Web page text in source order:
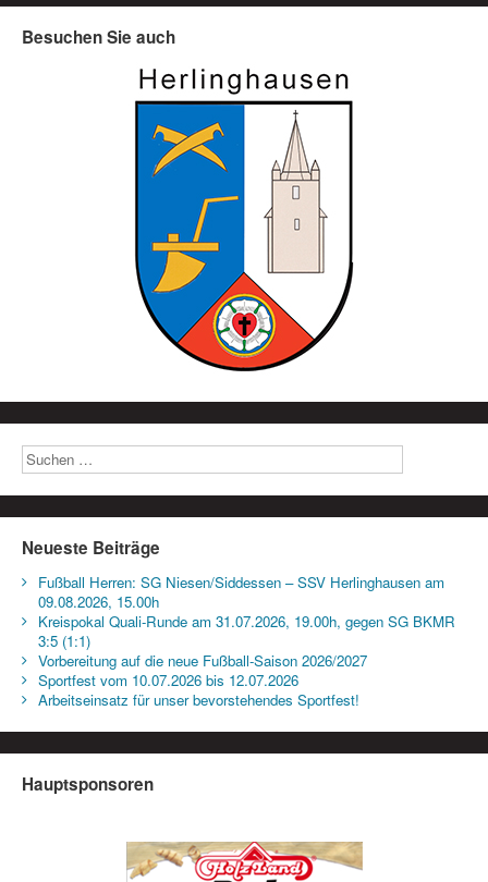
Besuchen Sie auch
Neueste Beiträge
Fußball Herren: SG Niesen/Siddessen – SSV Herlinghausen am
09.08.2026, 15.00h
Kreispokal Quali-Runde am 31.07.2026, 19.00h, gegen SG BKMR
3:5 (1:1)
Vorbereitung auf die neue Fußball-Saison 2026/2027
Sportfest vom 10.07.2026 bis 12.07.2026
Arbeitseinsatz für unser bevorstehendes Sportfest!
Hauptsponsoren